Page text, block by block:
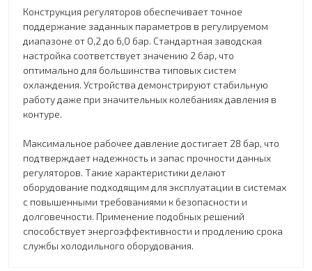
Конструкция регуляторов обеспечивает точное
поддержание заданных параметров в регулируемом
диапазоне от 0,2 до 6,0 бар. Стандартная заводская
настройка соответствует значению 2 бар, что
оптимально для большинства типовых систем
охлаждения. Устройства демонстрируют стабильную
работу даже при значительных колебаниях давления в
контуре.
Максимальное рабочее давление достигает 28 бар, что
подтверждает надежность и запас прочности данных
регуляторов. Такие характеристики делают
оборудование подходящим для эксплуатации в системах
с повышенными требованиями к безопасности и
долговечности. Применение подобных решений
способствует энергоэффективности и продлению срока
службы холодильного оборудования.